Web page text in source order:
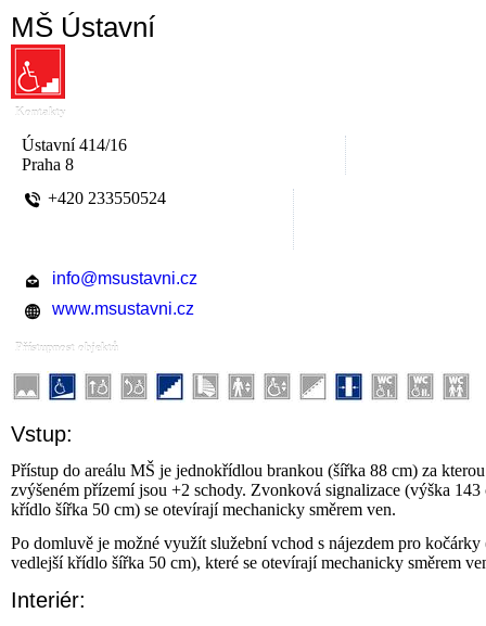
MŠ Ústavní
Kontakty
Ústavní 414/16
Praha 8
+420 233550524
info@msustavni.cz
www.msustavni.cz
Přístupnost objektů
Vstup:
Přístup do areálu MŠ je jednokřídlou brankou (šířka 88 cm) za
zvýšeném přízemí jsou +2 schody. Zvonková signalizace (výška
křídlo šířka 50 cm) se otevírají mechanicky směrem ven.
Po domluvě je možné využít služební vchod s nájezdem pro
vedlejší křídlo šířka 50 cm), které se otevírají mechanicky směrem
Interiér: